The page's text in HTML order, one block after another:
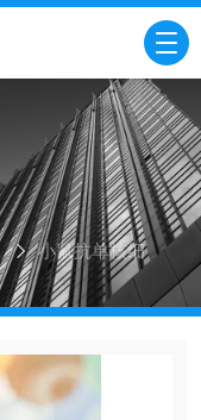
小鼠抗单核细